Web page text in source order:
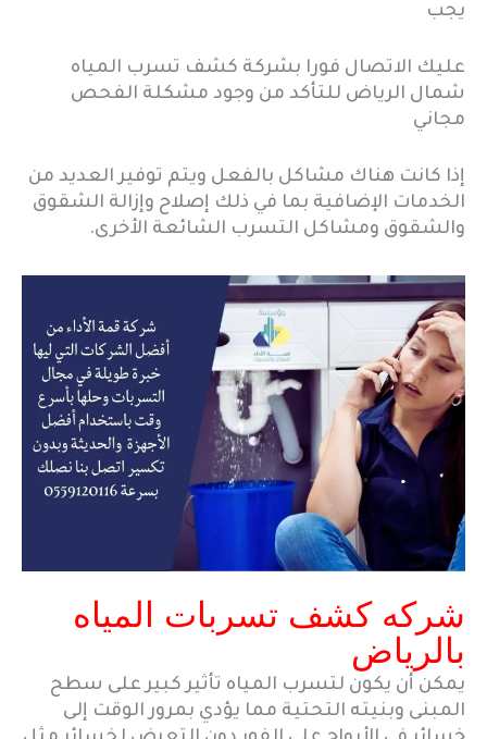
يجب
عليك الاتصال فورا بشركة كشف تسرب المياه
شمال الرياض للتأكد من وجود مشكلة الفحص
مجاني
إذا كانت هناك مشاكل بالفعل ويتم توفير العديد من
الخدمات الإضافية بما في ذلك إصلاح وإزالة الشقوق
والشقوق ومشاكل التسرب الشائعة الأخرى.
شركه كشف تسربات المياه
بالرياض
يمكن أن يكون لتسرب المياه تأثير كبير على سطح
المبنى وبنيته التحتية مما يؤدي بمرور الوقت إلى